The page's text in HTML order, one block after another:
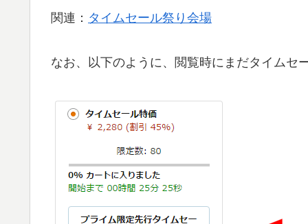
関連： タイムセール祭り会場
なお、以下のように、閲覧時にまだタイムセ